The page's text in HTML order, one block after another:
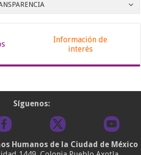
Información de
interés
Síguenos:
Humanos de la Ciudad de México